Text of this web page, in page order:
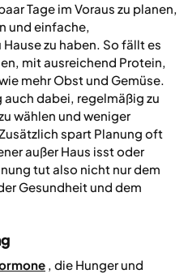
Tage im Voraus zu planen,
und einfache,
zu haben. So fällt es
mit ausreichend Protein,
mehr Obst und Gemüse.
dabei, regelmäßig zu
wählen und weniger
spart Planung oft
außer Haus isst oder
tut also nicht nur dem
Gesundheit und dem
, die Hunger und